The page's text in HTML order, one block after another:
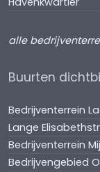
alle
Buurten
Bedrijventerrein
Lange
Bedrijventerrein
Bedrijvengebied